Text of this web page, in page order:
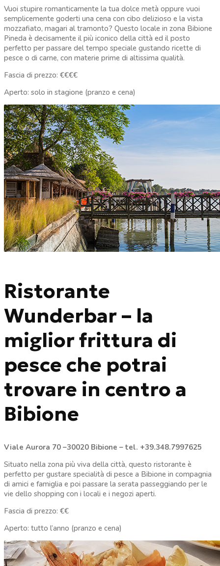
Vuoi stupire romanticamente la tua dolce metà oppure vuoi
semplicemente goderti una cena con cibo delizioso e la vista
mozzafiato, magari al tramonto? Questo locale in zona Bibione
Pineda è decisamente il più iconico della città ed il posto
perfetto per passare del tempo speciale gustando ricette di
pesce o di carne, con materie prime di altissima qualità.
Fascia di prezzo: €€€€
Aperto: solo in stagione (pranzo e cena)
Ristorante
Wunderbar – la
miglior frittura di
pesce che potrai
trovare in centro a
Bibione
Viale Aurora 70 –30020 Bibione – tel. +39.348.7997625
Situato nella zona più viva della città, questo ristorante è
perfetto per gustare specialità di pesce a Bibione in compagnia
di amici e famiglia e poi passare la serata passeggiando per le
vie dello shopping con i locali e i negozi aperti.
Fascia di prezzo: €€
Aperto: tutto l’anno (pranzo e cena)